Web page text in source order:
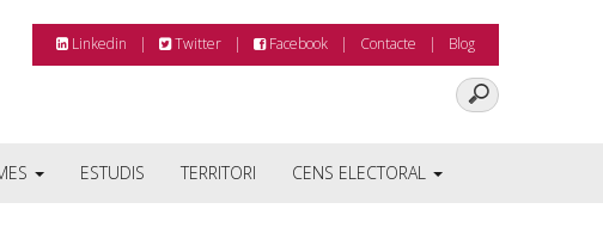
Linkedin Twitter Facebook Contacte Blog
ESTUDIS TERRITORI CENS ELECTORAL